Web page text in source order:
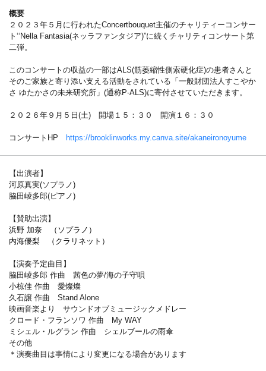
概要
２０２３年５月に行われたConcertbouquet主催のチャリティーコンサー
ト‘‘Nella Fantasia(ネッラファンタジア)”に続くチャリティコンサート第
二弾。
このコンサートの収益の一部はALS(筋萎縮性側索硬化症)の患者さんと
そのご家族と寄り添い支える活動をされている「一般財団法人すこやか
さ ゆたかさの未来研究所」(通称P-ALS)に寄付させていただきます。
２０２６年９月５日(土) 開場１５：３０ 開演１６：３０
コンサートHP https://brooklinworks.my.canva.site/akaneironoyume
【出演者】
河原真実(ソプラノ)
脇田崚多郎(ピアノ)
【賛助出演】
浜野 加奈 （ソプラノ）
内海優梨 （クラリネット）
【演奏予定曲目】
脇田崚多郎 作曲 茜色の夢/海の子守唄
小椋佳 作曲 愛燦燦
久石譲 作曲 Stand Alone
映画音楽より サウンドオブミュージックメドレー
クロード・フランソワ 作曲 My WAY
ミシェル・ルグラン 作曲 シェルブールの雨傘
その他
＊演奏曲目は事情により変更になる場合があります